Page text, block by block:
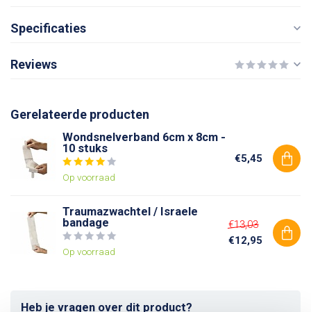
Specificaties
Reviews
Gerelateerde producten
Wondsnelverband 6cm x 8cm -
10 stuks
Op voorraad
€5,45
Traumazwachtel / Israele
bandage
Op voorraad
€13,03
€12,95
Heb je vragen over dit product?